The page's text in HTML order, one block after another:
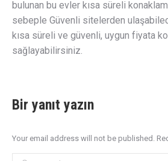
bulunan bu evler kısa süreli
sebeple Güvenli sitelerden
kısa süreli ve güvenli, uygun fiyata
sağlayabilirsiniz.
Bir yanıt yazın
Your email address will not be published.